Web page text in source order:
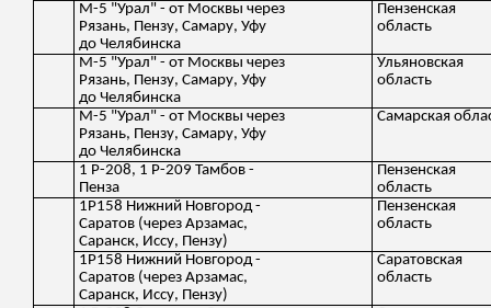
М-5 "Урал" - от Москвы через
Рязань, Пензу, Самару, Уфу
до Челябинска
Пензенская
область
М-5 "Урал" - от Москвы через
Рязань, Пензу, Самару, Уфу
до Челябинска
Ульяновская
область
М-5 "Урал" - от Москвы через
Рязань, Пензу, Самару, Уфу
до Челябинска
Самарская
1 Р-208, 1 Р-209 Тамбов -
Пенза
Пензенская
область
1Р158 Нижний Новгород -
Саратов (через Арзамас,
Саранск, Иссу, Пензу)
Пензенская
область
1Р158 Нижний Новгород -
Саратов (через Арзамас,
Саранск, Иссу, Пензу)
Саратовская
область